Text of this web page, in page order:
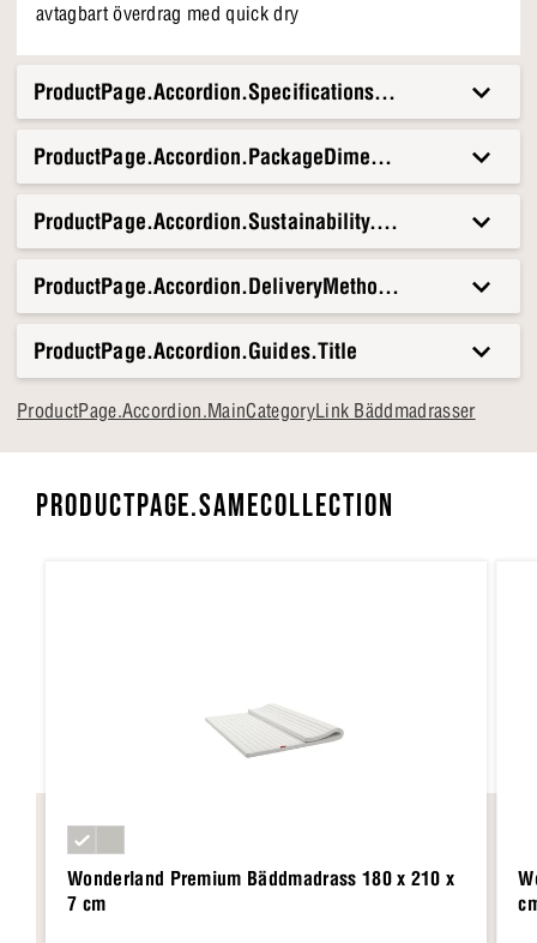
avtagbart överdrag med quick dry
ProductPage.Accordion.Specifications.Title
ProductPage.Accordion.Sustainability.Title
ProductPage.Accordion.DeliveryMethods.Title
ProductPage.Accordion.Guides.Title
ProductPage.Accordion.MainCategoryLink Bäddmadrasser
PRODUCTPAGE.SAMECOLLECTION
Wonderland Premium Bäddmadrass 180 x 210 x
7 cm